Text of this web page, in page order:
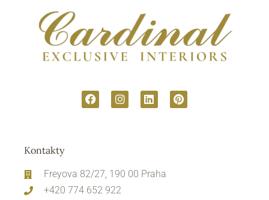
Kontakty
Freyova 82/27, 190 00 Praha
+420 774 652 922